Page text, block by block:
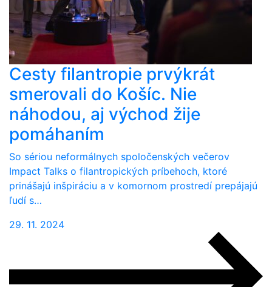
Cesty filantropie prvýkrát
smerovali do Košíc. Nie
náhodou, aj východ žije
pomáhaním
So sériou neformálnych spoločenských večerov
Impact Talks o filantropických príbehoch, ktoré
prinášajú inšpiráciu a v komornom prostredí prepájajú
ľudí s…
29. 11. 2024